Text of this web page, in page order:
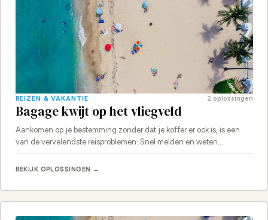
REIZEN & VAKANTIE 2 oplossingen
Bagage kwijt op het vliegveld
Aankomen op je bestemming zonder dat je koffer er ook is, is een
van de vervelendste reisproblemen. Snel melden en weten…
BEKIJK OPLOSSINGEN →